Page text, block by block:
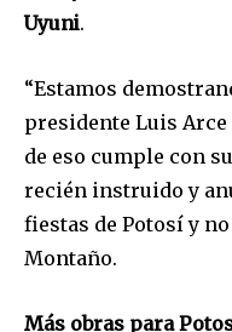
Uyuni.
“Estamos
presidente Luis Arce
de eso cumple con
recién instruido y
fiestas de Potosí y
Montaño.
Más obras para